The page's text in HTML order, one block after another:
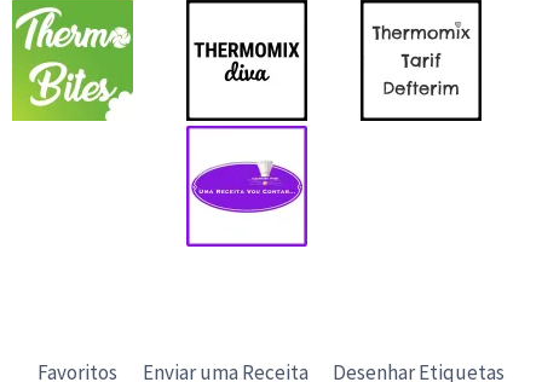
Favoritos Enviar uma Receita Desenhar Etiquetas